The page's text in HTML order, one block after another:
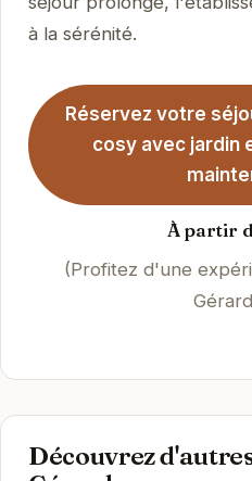
à la sérénité.
Réservez votre
cosy avec jardin
À partir
(Profitez d'une
Découvrez